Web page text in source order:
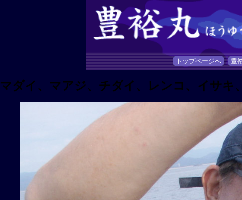
トップページへ 豊
マダイ、マアジ、チダイ、レンコ、イサキ